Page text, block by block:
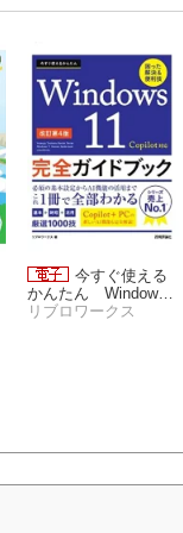
今すぐ使える
かんたん Windows 1
1 完全ガイドブック
リブロワークス